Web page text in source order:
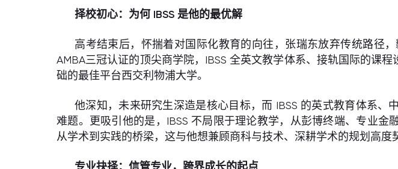
择校初心：为何 IBSS 是他的最优解
高考结束后，怀揣着对国际化教育的向往，张瑞东放弃传统路径，
AMBA三冠认证的顶尖商学院，IBSS 全英文教学体系、接轨国际的课
础的最佳平台西交利物浦大学。
他深知，未来研究生深造是核心目标，而 IBSS 的英式教育体系
难题。更吸引他的是，IBSS 不局限于理论教学，从彭博终端、专业
从学术到实践的桥梁，这与他想兼顾商科与技术、深耕学术的规划高度